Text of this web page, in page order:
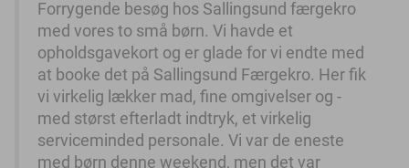
Forrygende besøg hos Sallingsund færgekro
med vores to små børn. Vi havde et
opholdsgavekort og er glade for vi endte med
at booke det på Sallingsund Færgekro. Her fik
vi virkelig lækker mad, fine omgivelser og -
med størst efterladt indtryk, et virkelig
serviceminded personale. Vi var de eneste
med børn denne weekend, men det var